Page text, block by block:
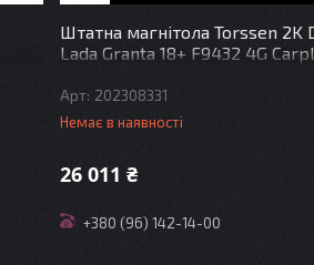
Штатна магнітола Torssen 2K
Lada Granta 18+ F9432 4G
202308331
Немає в наявності
26 011 ₴
+380 (96) 142-14-00